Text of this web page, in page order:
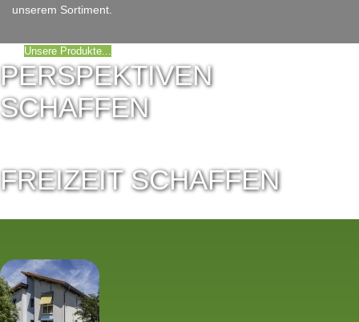
unserem Sortiment.
Unsere Produkte...
PERSPEKTIVEN
SCHAFFEN
FREIZEIT SCHAFFEN